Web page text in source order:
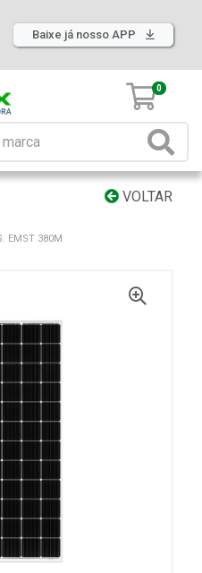
Baixe já nosso APP
0
VOLTAR
EMST 380M